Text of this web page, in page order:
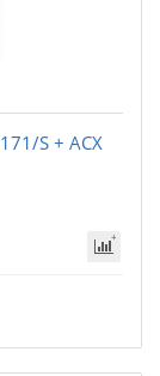
S + ACX